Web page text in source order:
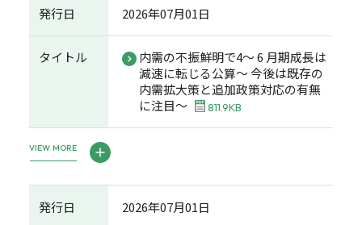
発行日 2026年07月01日
タイトル
内需の不振鮮明で4～ 6 月期成長は
減速に転じる公算～ 今後は既存の
内需拡大策と追加政策対応の有無
に注目～
811.9KB
VIEW MORE
発行日 2026年07月01日